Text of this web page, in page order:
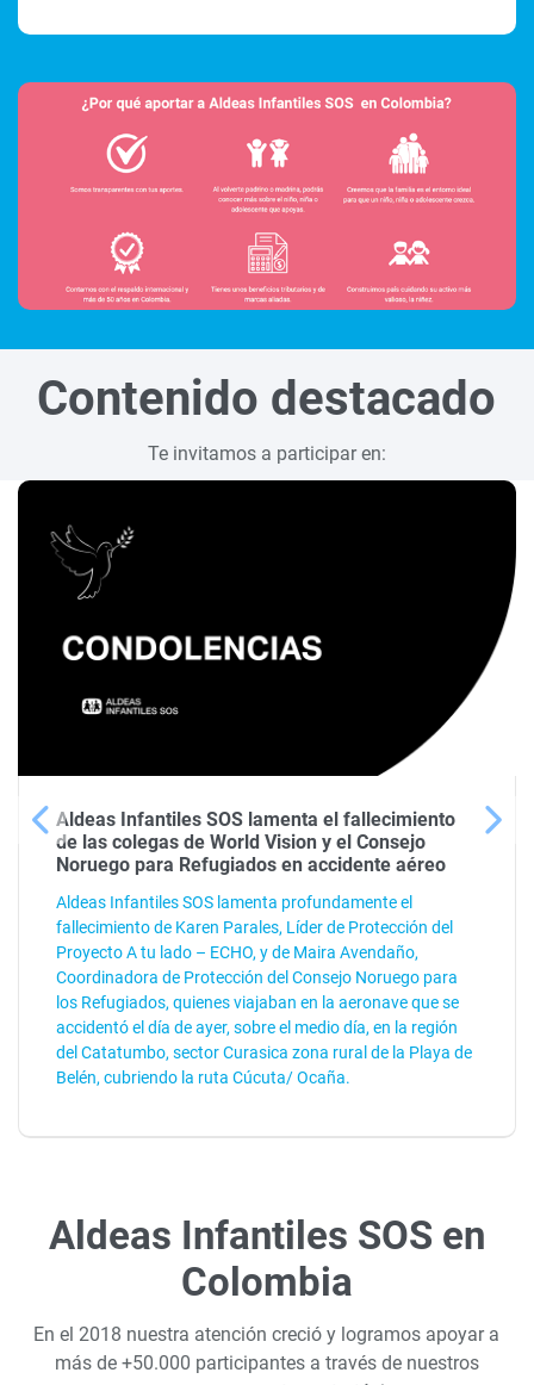
Contenido destacado
Te invitamos a participar en:
Aldeas Infantiles SOS lamenta el fallecimiento
de las colegas de World Vision y el Consejo
Noruego para Refugiados en accidente aéreo
Aldeas Infantiles SOS lamenta profundamente el
fallecimiento de Karen Parales, Líder de Protección del
Proyecto A tu lado – ECHO, y de Maira Avendaño,
Coordinadora de Protección del Consejo Noruego para
los Refugiados, quienes viajaban en la aeronave que se
accidentó el día de ayer, sobre el medio día, en la región
del Catatumbo, sector Curasica zona rural de la Playa de
Belén, cubriendo la ruta Cúcuta/ Ocaña.
Aldeas Infantiles SOS en
Colombia
En el 2018 nuestra atención creció y logramos apoyar a
más de +50.000 participantes a través de nuestros